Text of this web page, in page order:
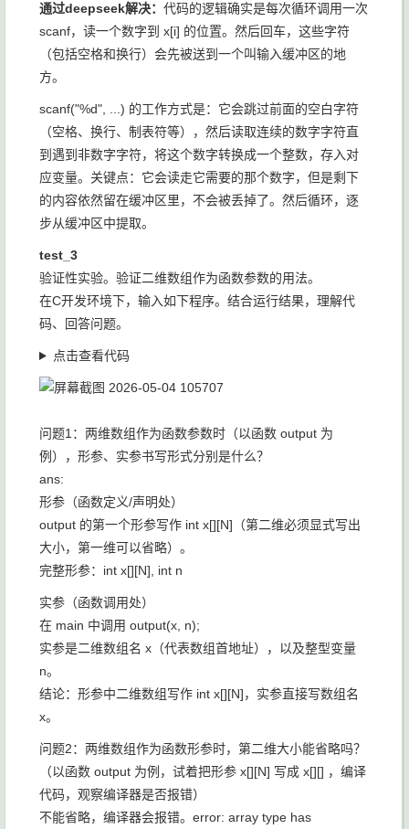
通过deepseek解决： 代码的逻辑确实是每次循环调用一次
scanf，读一个数字到 x[i] 的位置。然后回车，这些字符
（包括空格和换行）会先被送到一个叫输入缓冲区的地
方。
scanf("%d", ...) 的工作方式是：它会跳过前面的空白字符
（空格、换行、制表符等），然后读取连续的数字字符直
到遇到非数字字符，将这个数字转换成一个整数，存入对
应变量。关键点：它会读走它需要的那个数字，但是剩下
的内容依然留在缓冲区里，不会被丢掉了。然后循环，逐
步从缓冲区中提取。
test_3
验证性实验。验证二维数组作为函数参数的用法。
在C开发环境下，输入如下程序。结合运行结果，理解代
码、回答问题。
点击查看代码
问题1：两维数组作为函数参数时（以函数 output 为
例），形参、实参书写形式分别是什么？
ans:
形参（函数定义/声明处）
output 的第一个形参写作 int x[][N]（第二维必须显式写出
大小，第一维可以省略）。
完整形参：int x[][N], int n
实参（函数调用处）
在 main 中调用 output(x, n);
实参是二维数组名 x（代表数组首地址），以及整型变量
n。
结论：形参中二维数组写作 int x[][N]，实参直接写数组名
x。
问题2：两维数组作为函数形参时，第二维大小能省略吗？
（以函数 output 为例，试着把形参 x[][N] 写成 x[][] ，编译
代码，观察编译器是否报错）
不能省略，编译器会报错。error: array type has